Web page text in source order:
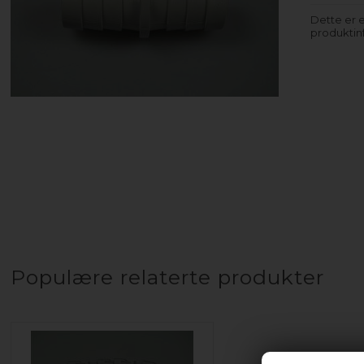
Dette er
Populære relaterte produkter